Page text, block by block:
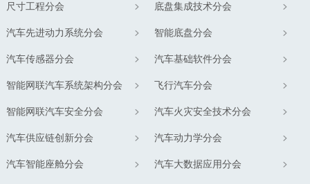
尺寸工程分会 底盘集成技术分会
汽车先进动力系统分会 智能底盘分会
汽车传感器分会 汽车基础软件分会
智能网联汽车系统架构分会 飞行汽车分会
智能网联汽车安全分会 汽车火灾安全技术分会
汽车供应链创新分会 汽车动力学分会
汽车智能座舱分会 汽车大数据应用分会